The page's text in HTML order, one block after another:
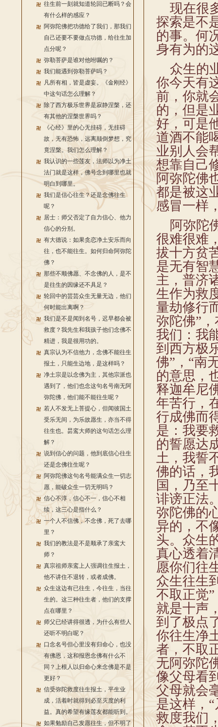
往生前一刻就知道轮回已断吗？会
有什么样的感应？
阿弥陀佛把功德给了我们，那我们
自己还要不要做点功德，给往生加
点分呢？
弥勒菩萨是谁对他咐嘱的？
我们能遇到弥勒菩萨吗？
凡所有相，皆是虚妄。《金刚经》
中这句话怎么理解？
除了西方极乐世界是寂静涅槃，还
有其他的涅槃世界吗？
《心经》里的心无挂碍，无挂碍
故，无有恐怖，远离颠倒梦想，究
竟涅槃。我们怎么理解？
我认识的一些莲友，法师以为净土
法门就是这样，佛号念到哪里也就
明白到哪里。
我们是信心往生？还是念佛往生
呢？
居士：师父否定了自力信心、他力
信心的分别。
有大德说：如果贪恋净土安乐而向
往，也不能往生。如何归命阿弥陀
佛？
那些不顺佛愿、不念佛的人，是不
是往生的因缘还不具足？
轮回中的芸芸众生无量无边，他们
何时能出离啊？
我们是不是闻到名号，迟早都会被
救度？我先生和我孩子他们念佛不
精进，我是很用功的。
真宗认为不信他力，念佛不能往生
报土，只能生边地，是这样吗？
净土宗是以念佛为主，其他宗派也
遇到了，他们也念这句名号南无阿
弥陀佛，他们能不能往生呢？
若人不发无上菩提心，但闻彼国土
受乐无间，为乐故愿生，亦当不得
往生也。昙鸾大师的这句话怎么理
解？
说到信心的问题，他到底信心往生
还是念佛往生呢？
阿弥陀佛这句名号能满众生一切志
愿，能破众生一切无明吗？
信心不淳，信心不一，信心不相
续，这三心是指什么？
一个人不信佛，不念佛，死了去哪
里？
我们的教法是不是顺承了亲鸾大
师？
真宗祖师亲鸾上人强调往生报土，
他不讲住不退转，或者成佛。
众生这边有已往生，今往生，当往
生的。这三种往生者，他们的支撑
点在哪里？
师父已经讲得很透，为什么有些人
还听不明白呢？
口念名号但心里没有归命心，也没
有佛恩，这和报恩念佛有什么不
同？上根人以归命心来念佛是不是
更好？
信受弥陀救度往生报土，平生业
成，活着时就得到必至灭度的利
益。真的希望有缘莲友都能听到。
如果勉励自己发愿往生，但不明了
现在很
探索是不
的事。何
身有为的
众生的
你今天有
前，你就
的，但是
好，可是
道酒不能
业别人会
想靠自己
阿弥陀佛
都是被这
感冒一样
阿弥陀
很难很难
拔十方贫
是无有智
主，普济
生作为救
量劫修行
弥陀佛”
我们：我
到西方极
佛”，“南
的意思，
释迦牟尼
年苦行，
行成佛而
是：我要
的誓愿达
土，我誓
佛的话，
国，乃至
诽谤正法
弥陀佛的
异的，不
头。众生
真心透着
愿你们往
众生往生
不取正觉
就是十声
到了极点
你往生净
者，不取
无阿弥陀
像父母看
父母就会
是这样，
救度我们